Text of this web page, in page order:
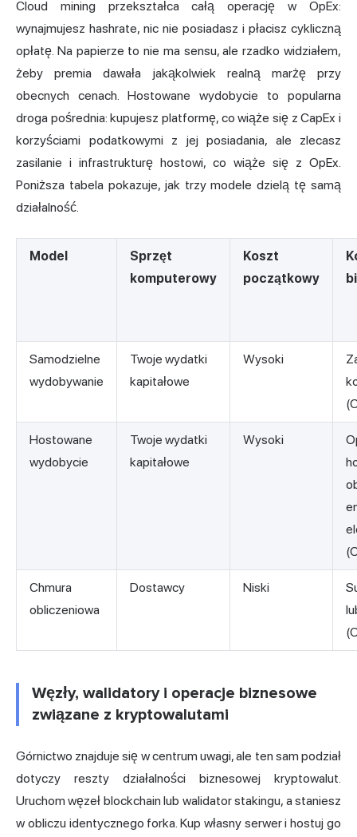
Cloud mining przekształca całą operację w OpEx:
wynajmujesz hashrate, nic nie posiadasz i płacisz cykliczną
opłatę. Na papierze to nie ma sensu, ale rzadko widziałem,
żeby premia dawała jakąkolwiek realną marżę przy
obecnych cenach. Hostowane wydobycie to popularna
droga pośrednia: kupujesz platformę, co wiąże się z CapEx i
korzyściami podatkowymi z jej posiadania, ale zlecasz
zasilanie i infrastrukturę hostowi, co wiąże się z OpEx.
Poniższa tabela pokazuje, jak trzy modele dzielą tę samą
działalność.
Model
Sprzęt
komputerowy
Koszt
początkowy
Samodzielne
wydobywanie
Twoje wydatki
kapitałowe
Wysoki
Hostowane
wydobycie
Twoje wydatki
kapitałowe
Wysoki
Chmura
obliczeniowa
Dostawcy Niski
Węzły, walidatory i operacje biznesowe
związane z kryptowalutami
Górnictwo znajduje się w centrum uwagi, ale ten sam podział
dotyczy reszty działalności biznesowej kryptowalut.
Uruchom węzeł blockchain lub walidator stakingu, a staniesz
w obliczu identycznego forka. Kup własny serwer i hostuj go